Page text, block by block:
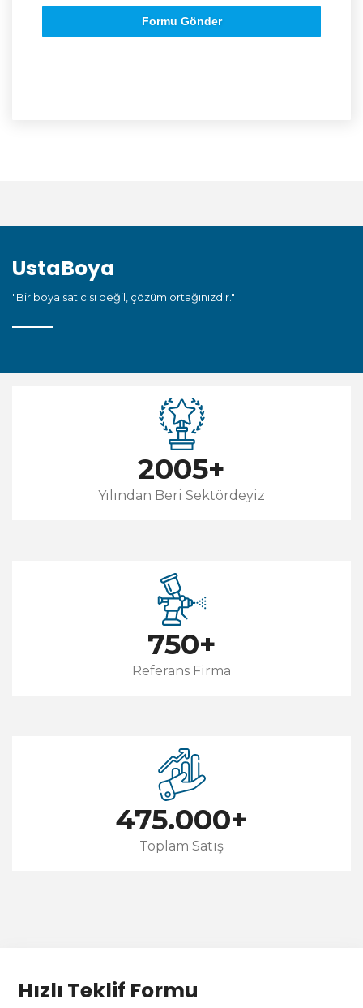
Formu Gönder
UstaBoya
"Bir boya satıcısı değil, çözüm ortağınızdır."
2005+
Yılından Beri Sektördeyiz
750+
Referans Firma
475.000+
Toplam Satış
Hızlı Teklif Formu